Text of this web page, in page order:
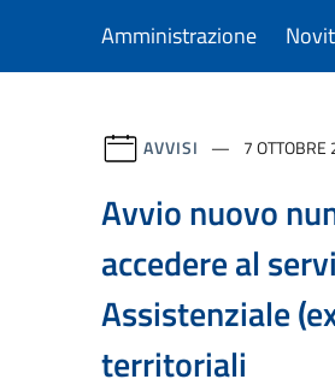
Amministrazione
AVVISI 7 OTTOBRE
Avvio nuovo
accedere al
Assistenziale
territoriali